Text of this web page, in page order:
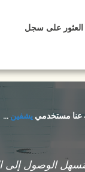
العثور على سجل
عنا مستخدمييشفين ...
الوصول إلى